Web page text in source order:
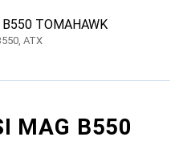
B550 TOMAHAWK
ATX
MAG B550